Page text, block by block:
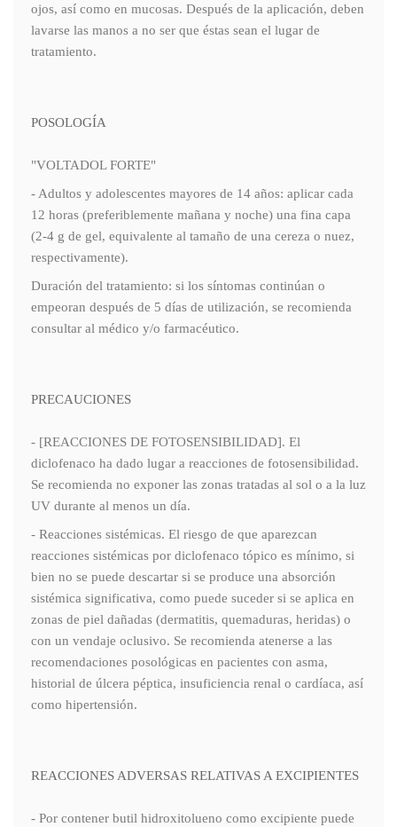
ojos, así como en mucosas. Después de la aplicación, deben
lavarse las manos a no ser que éstas sean el lugar de
tratamiento.
POSOLOGÍA
"VOLTADOL FORTE"
- Adultos y adolescentes mayores de 14 años: aplicar cada
12 horas (preferiblemente mañana y noche) una fina capa
(2-4 g de gel, equivalente al tamaño de una cereza o nuez,
respectivamente).
Duración del tratamiento: si los síntomas continúan o
empeoran después de 5 días de utilización, se recomienda
consultar al médico y/o farmacéutico.
PRECAUCIONES
- [REACCIONES DE FOTOSENSIBILIDAD]. El
diclofenaco ha dado lugar a reacciones de fotosensibilidad.
Se recomienda no exponer las zonas tratadas al sol o a la luz
UV durante al menos un día.
- Reacciones sistémicas. El riesgo de que aparezcan
reacciones sistémicas por diclofenaco tópico es mínimo, si
bien no se puede descartar si se produce una absorción
sistémica significativa, como puede suceder si se aplica en
zonas de piel dañadas (dermatitis, quemaduras, heridas) o
con un vendaje oclusivo. Se recomienda atenerse a las
recomendaciones posológicas en pacientes con asma,
historial de úlcera péptica, insuficiencia renal o cardíaca, así
como hipertensión.
REACCIONES ADVERSAS RELATIVAS A EXCIPIENTES
- Por contener butil hidroxitolueno como excipiente puede